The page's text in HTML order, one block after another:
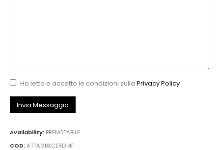
Ho letto e accetto le condizioni sulla Privacy Policy
Availability: PRENOTABILE
COD:ATTAGBXCERD14F